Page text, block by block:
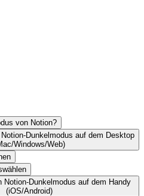
von Notion?
Dunkelmodus auf dem Desktop
Windows/Web)
Notion-Dunkelmodus auf dem Handy
(iOS/Android)